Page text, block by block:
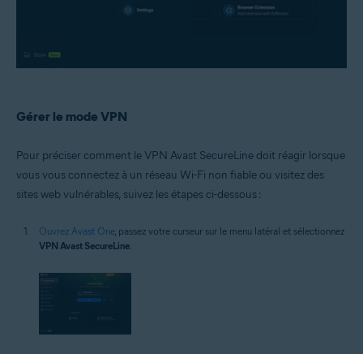
Gérer le mode VPN
Pour préciser comment le VPN Avast SecureLine doit réagir lorsque
vous vous connectez à un réseau Wi-Fi non fiable ou visitez des
sites web vulnérables, suivez les étapes ci-dessous :
Ouvrez Avast One, passez votre curseur sur le menu latéral et sélectionnez
VPN Avast SecureLine.